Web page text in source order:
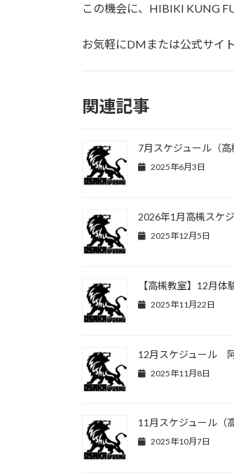
この機会に、HIBIKI KUNG
お気軽にDMまたは公式サイ
関連記事
7月スケジュール（高
2025年6月3日
2026年1月高槻スケ
2025年12月5日
【高槻教室】12月体
2025年11月22日
12月スケジュール
2025年11月8日
11月スケジュール（
2025年10月7日